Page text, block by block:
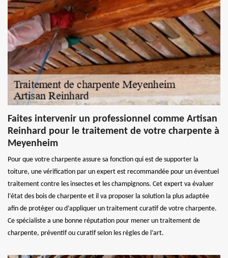
Faites intervenir un professionnel comme Artisan
Reinhard pour le traitement de votre charpente à
Meyenheim
Pour que votre charpente assure sa fonction qui est de supporter la
toiture, une vérification par un expert est recommandée pour un éventuel
traitement contre les insectes et les champignons. Cet expert va évaluer
l’état des bois de charpente et il va proposer la solution la plus adaptée
afin de protéger ou d’appliquer un traitement curatif de votre charpente.
Ce spécialiste a une bonne réputation pour mener un traitement de
charpente, préventif ou curatif selon les règles de l’art.